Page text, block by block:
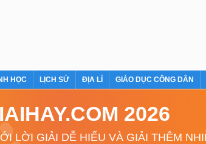
HỌC LỊCH SỬ ĐỊA LÍ GIÁO DỤC CÔNG DÂN
2026
LỜI GIẢI DỄ HIỂU VÀ GIẢI THÊM